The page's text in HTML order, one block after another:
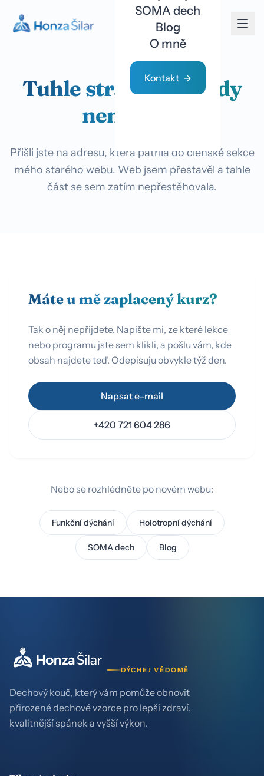
SOMA dech
Blog
O mně
Kontakt
Tuhle stránku už tady
nenajdete
Přišli jste na adresu, která patřila do členské sekce
mého starého webu. Web jsem přestavěl a tahle
část se sem zatím nepřestěhovala.
Máte u mě zaplacený kurz?
Tak o něj nepřijdete. Napište mi, ze které lekce
nebo programu jste sem klikli, a pošlu vám, kde
obsah najdete teď. Odepisuju obvykle týž den.
Napsat e-mail
+420 721 604 286
Nebo se rozhlédněte po novém webu:
Funkční dýchání Holotropní dýchání
SOMA dech Blog
DÝCHEJ VĚDOMĚ
Dechový kouč, který vám pomůže obnovit
přirozené dechové vzorce pro lepší zdraví,
kvalitnější spánek a vyšší výkon.